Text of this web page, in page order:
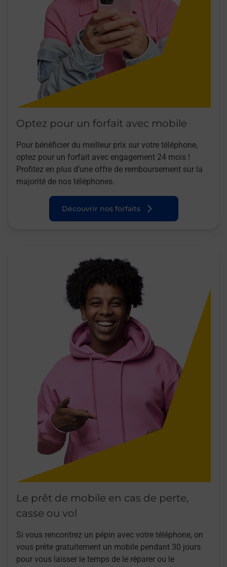
Optez pour un forfait avec mobile
Pour bénéficier du meilleur prix sur votre téléphone,
optez pour un forfait avec engagement 24 mois !
Profitez en plus d’une offre de remboursement sur la
majorité de nos téléphones.
Découvrir nos forfaits
Le prêt de mobile en cas de perte,
casse ou vol
Si vous rencontrez un pépin avec votre téléphone, on
vous prête gratuitement un mobile pendant 30 jours
pour vous laisser le temps de le réparer ou le